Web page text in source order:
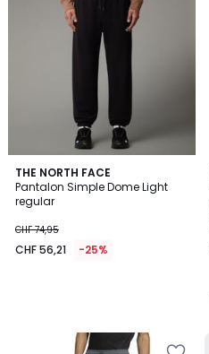
THE NORTH FACE
Pantalon Simple Dome Light
regular
CHF 74,95
CHF 56,21 -25%